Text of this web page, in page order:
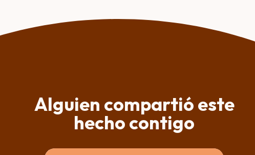
Alguien compartió este
hecho contigo